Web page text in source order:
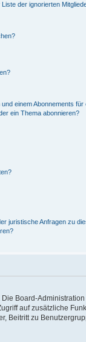
der ignorierten
einem Abonnements
ein Thema abonnieren?
juristische Anfragen zu
Board-
auf zusätzliche
Beitritt zu